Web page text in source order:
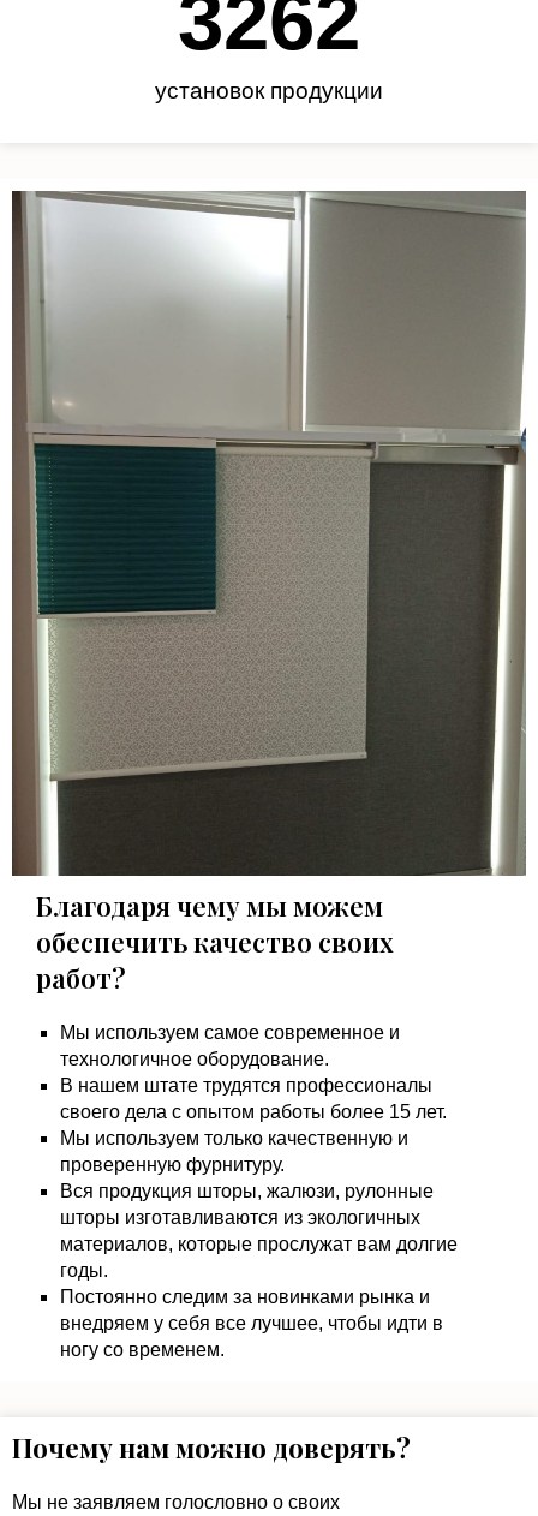
установок продукции
3450
Благодаря чему мы можем
обеспечить качество своих
работ?
Мы используем самое современное и
технологичное оборудование.
В нашем штате трудятся профессионалы
своего дела с опытом работы более 15 лет.
Мы используем только качественную и
проверенную фурнитуру.
Вся продукция шторы, жалюзи, рулонные
шторы изготавливаются из экологичных
материалов, которые прослужат вам долгие
годы.
Постоянно следим за новинками рынка и
внедряем у себя все лучшее, чтобы идти в
ногу со временем.
Почему нам можно доверять?
Мы не заявляем голословно о своих